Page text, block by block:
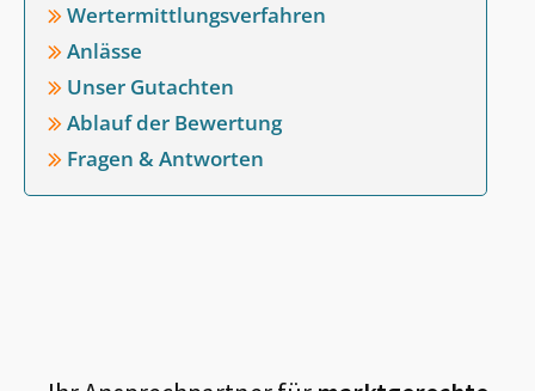
Wertermittlungsverfahren
Anlässe
Unser Gutachten
Ablauf der Bewertung
Fragen & Antworten